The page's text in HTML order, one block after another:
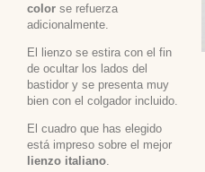
color se refuerza
adicionalmente.
El lienzo se estira con el fin
de ocultar los lados del
bastidor y se presenta muy
bien con el colgador incluido.
El cuadro que has elegido
está impreso sobre el mejor
lienzo italiano